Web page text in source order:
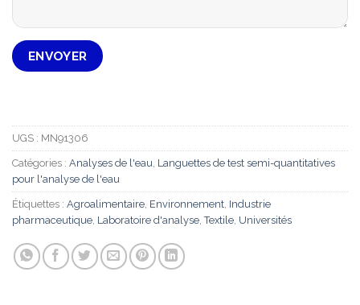
UGS : MN91306
Catégories : Analyses de l'eau Languettes de test semi-quantitatives
pour l'analyse de l'eau
Étiquettes : Agroalimentaire Environnement Industrie
pharmaceutique Laboratoire d'analyse ,Textile Universités